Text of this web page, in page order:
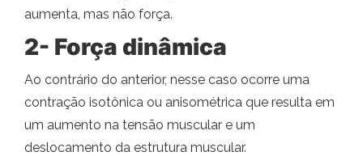
aumenta, mas não força.
2- Força dinâmica
Ao contrário do anterior, nesse caso ocorre uma
contração isotônica ou anisométrica que resulta em
um aumento na tensão muscular e um
deslocamento da estrutura muscular.